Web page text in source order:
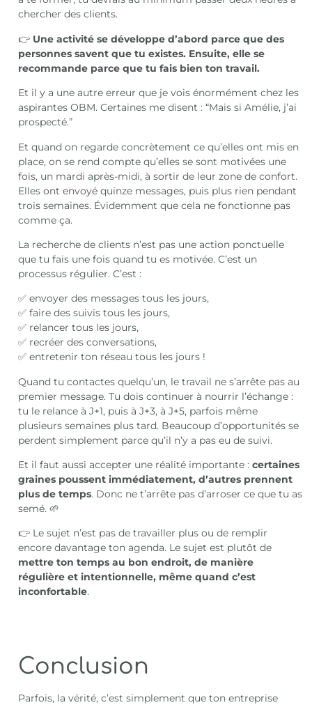
chercher des clients.
👉 Une activité se développe d’abord parce que des
personnes savent que tu existes. Ensuite, elle se
recommande parce que tu fais bien ton travail.
Et il y a une autre erreur que je vois énormément chez les
aspirantes OBM. Certaines me disent : “Mais si Amélie, j’ai
prospecté.”
Et quand on regarde concrètement ce qu’elles ont mis en
place, on se rend compte qu’elles se sont motivées une
fois, un mardi après-midi, à sortir de leur zone de confort.
Elles ont envoyé quinze messages, puis plus rien pendant
trois semaines. Évidemment que cela ne fonctionne pas
comme ça.
La recherche de clients n’est pas une action ponctuelle
que tu fais une fois quand tu es motivée. C’est un
processus régulier. C’est :
✅ envoyer des messages tous les jours,
✅ faire des suivis tous les jours,
✅ relancer tous les jours,
✅ recréer des conversations,
✅ entretenir ton réseau tous les jours !
Quand tu contactes quelqu’un, le travail ne s’arrête pas au
premier message. Tu dois continuer à nourrir l’échange :
tu le relance à J+1, puis à J+3, à J+5, parfois même
plusieurs semaines plus tard. Beaucoup d’opportunités se
perdent simplement parce qu’il n’y a pas eu de suivi.
Et il faut aussi accepter une réalité importante :certaines
graines poussent immédiatement, d’autres prennent
plus de temps. Donc ne t’arrête pas d’arroser ce que tu as
semé. 🌱
👉 Le sujet n’est pas de travailler plus ou de remplir
encore davantage ton agenda. Le sujet est plutôt de
mettre ton temps au bon endroit, de manière
régulière et intentionnelle, même quand c’est
inconfortable.
Conclusion
Parfois, la vérité, c’est simplement que ton entreprise